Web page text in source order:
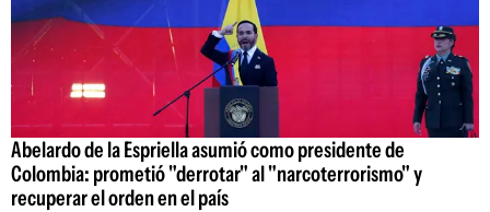
Abelardo de la Espriella asumió como presidente de
Colombia: prometió "derrotar" al "narcoterrorismo" y
recuperar el orden en el país